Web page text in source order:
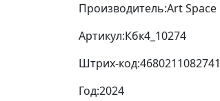
Производитель:Art Space
Артикул:Кбк4_10274
Штрих-код:4680211082741
Год:2024